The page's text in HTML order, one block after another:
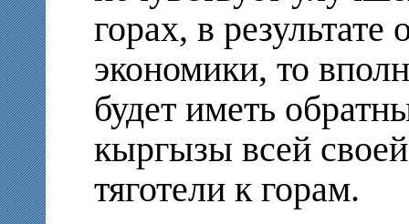
горах, в
экономики, то
будет иметь
кыргызы всей
тяготели к горам.